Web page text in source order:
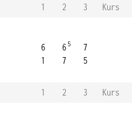
1 2 3
Kurs
6
1
6 5
7
7
5
1 2 3
Kurs